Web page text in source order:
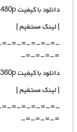
دانلود با کیفیت BluRay 480p ریلیز F2M
| لینک مستقیم|
=-=-=-=-=-
=-=-=-=-
دانلود با کیفیت BluRay 360p ریلیز F2M
| لینک مستقیم|
=-=-=-=-=-
=-=-=-=-